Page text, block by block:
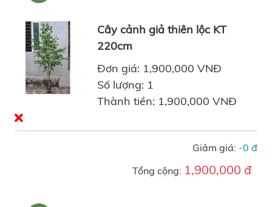
Cây cảnh giả thiên lộc KT
220cm
Đơn giá: 1,900,000 VNĐ
Số lượng: 1
Thành tiền: 1,900,000 VNĐ
Giảm giá: -0 đ
Tổng cộng: 1,900,000 đ